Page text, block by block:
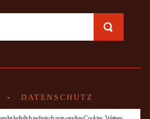
- DATENSCHUTZ